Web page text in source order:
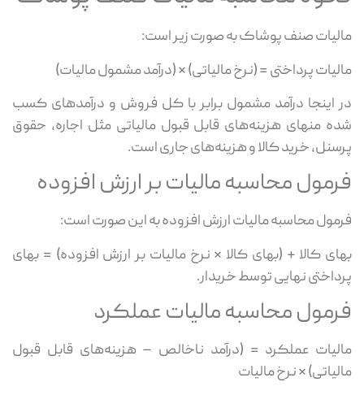
مالیات صنف پوشاک به صورت زیر است:
مالیات پرداختی = (نرخ مالیاتی) * (درآمد مشمول مالیات)
در اینجا درآمد مشمول برابر با کل فروش و درآمدهای کسب
شده منهای هزینه‌های قابل قبول مالیاتی مثل اجاره، حقوق
پرسنل، خرید کالا و هزینه‌های جاری است.
فرمول محاسبه مالیات بر ارزش افزوده
فرمول محاسبه مالیات ارزش افزوده به این صورت است:
بهای کالا + (بهای کالا × نرخ مالیات بر ارزش افزوده) = بهای
پرداختی نهایی توسط خریدار.
فرمول محاسبه مالیات عملکرد
مالیات عملکرد = (درآمد ناخالص – هزینه‌های قابل قبول
مالیاتی) × نرخ مالیات